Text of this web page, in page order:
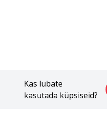
Kas lubate
kasutada küpsiseid?